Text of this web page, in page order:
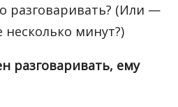
разговаривать? (Или —
минут?)
разговаривать, ему